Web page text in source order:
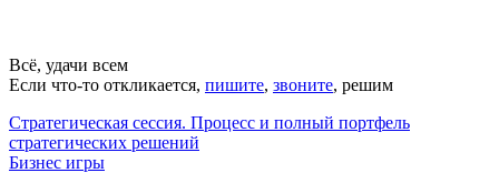
Всё, удачи всем
Если что-то откликается, пишите, звоните, решим
Стратегическая сессия. Процесс и полный портфель
стратегических решений
Бизнес игры